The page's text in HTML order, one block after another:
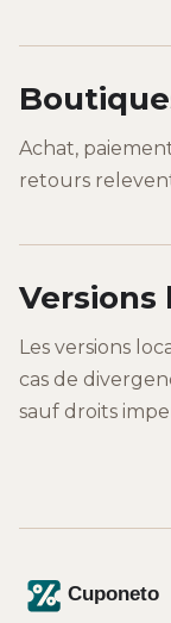
Achat,
retours
Versions
Les versions
cas de
sauf droits